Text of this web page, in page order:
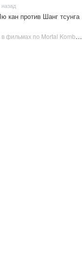
кан против Шанг тсунга
8 лучших боев в фильмах по Mortal Kombat: от «Смертельной битвы» до «Мортал Комбат 2» | Plugged In Ru